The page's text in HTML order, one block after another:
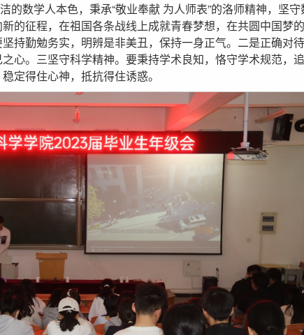
的数学人本色，秉承“敬业奉献 为人师表”的洛师精神，坚
的征程，在祖国各条战线上成就青春梦想，在共圆中国梦
持勤勉务实，明辨是非美丑，保持一身正气。二是正确对
心。三坚守科学精神。要秉持学术良知，恪守学术规范，
定得住心神，抵抗得住诱惑。